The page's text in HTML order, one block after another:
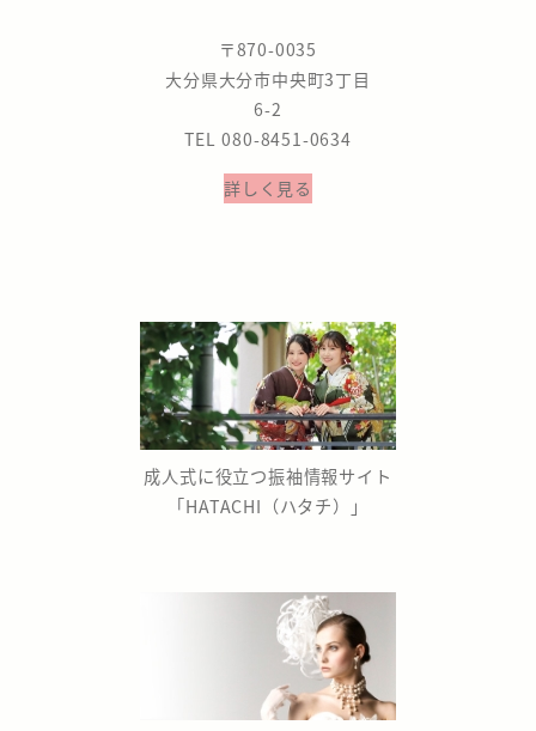
〒870-0035
大分県大分市中央町3丁目
6-2
TEL 080-8451-0634
詳しく見る
成人式に役立つ振袖情報サイト
「HATACHI（ハタチ）」